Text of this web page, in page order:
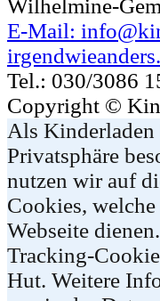
Wilhelmine-
E-Mail:
Tel.: 030/3086
Copyright ©
Als Kinderladen
Privatsphäre
nutzen wir auf
Cookies,
Webseite
Tracking-
Hut. Weitere